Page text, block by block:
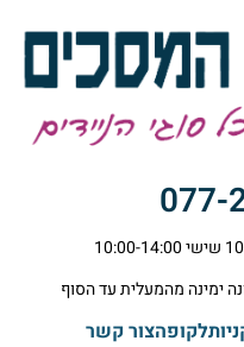
077-
לקופהצור קשר